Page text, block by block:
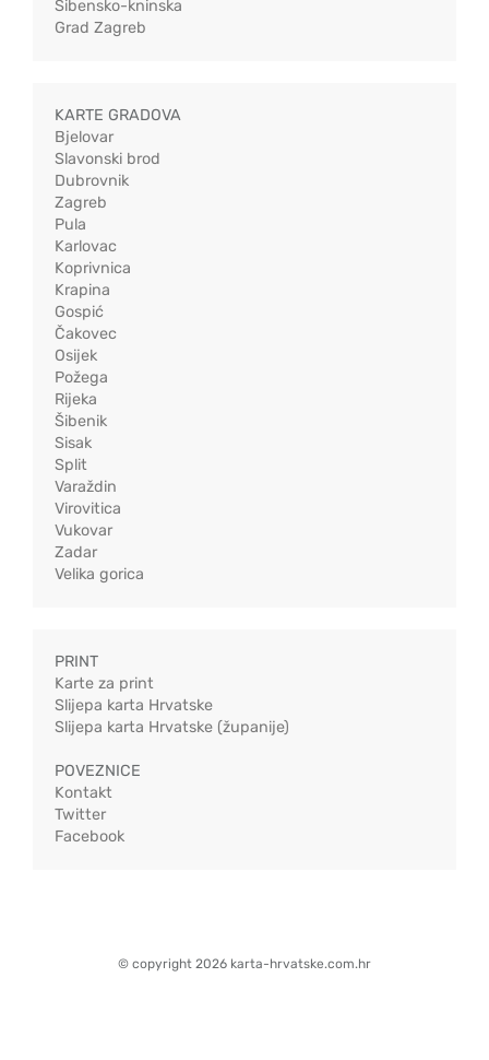
Šibensko-kninska
Grad Zagreb
KARTE GRADOVA
Bjelovar
Slavonski brod
Dubrovnik
Zagreb
Pula
Karlovac
Koprivnica
Krapina
Gospić
Čakovec
Osijek
Požega
Rijeka
Šibenik
Sisak
Split
Varaždin
Virovitica
Vukovar
Zadar
Velika gorica
PRINT
Karte za print
Slijepa karta Hrvatske
Slijepa karta Hrvatske (županije)
POVEZNICE
Kontakt
Twitter
Facebook
© copyright 2026 karta-hrvatske.com.hr